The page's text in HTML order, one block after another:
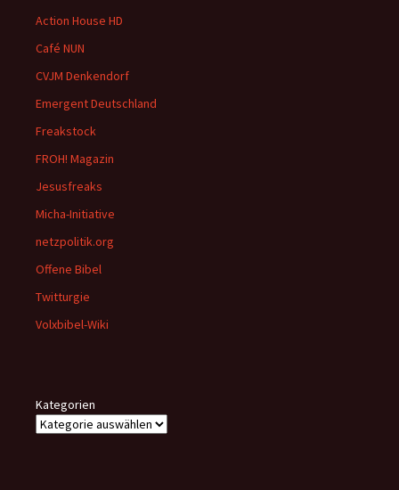
Action House HD
Café NUN
CVJM Denkendorf
Emergent Deutschland
Freakstock
FROH! Magazin
Jesusfreaks
Micha-Initiative
netzpolitik.org
Offene Bibel
Twitturgie
Volxbibel-Wiki
Kategorien